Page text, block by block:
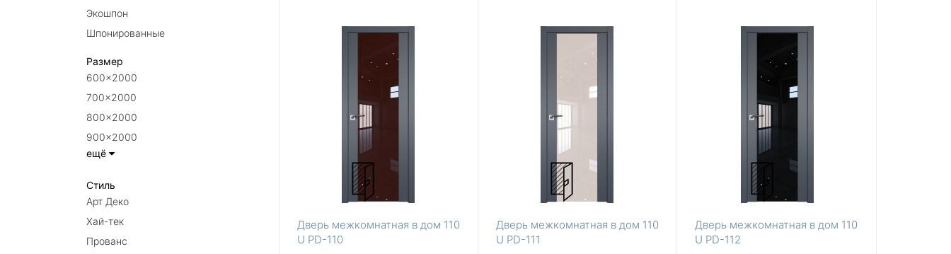
Экошпон
Шпонированные
Размер
600×2000
700×2000
800×2000
900×2000
ещё
Стиль
Арт Деко
Хай-тек
Прованс
Дверь межкомнатная в дом 110
U PD-110
Дверь межкомнатная в дом 110
U PD-111
Дверь межкомнатная в дом 110
U PD-112